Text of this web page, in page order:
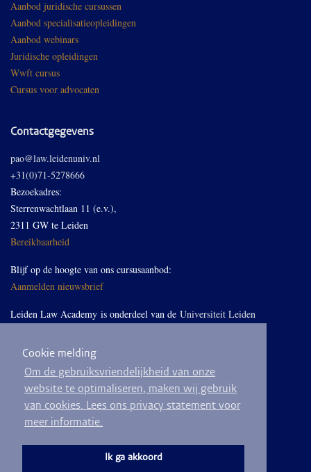
Cookie melding
Om de gebruiksvriendelijkheid van onze
website te optimaliseren, maken wij gebruik
van cookies. Lees ons privacy statement voor
meer informatie.
Ik ga akkoord
Aanbod juridische cursussen
Aanbod specialisatieopleidingen
Aanbod webinars
Juridische opleidingen
Wwft cursus
Cursus voor advocaten
Contactgegevens
pao@law.leidenuniv.nl
+31(0)71-5278666
Bezoekadres:
Sterrenwachtlaan 11 (e.v.),
2311 GW te Leiden
Bereikbaarheid
Blijf op de hoogte van ons cursusaanbod:
Aanmelden nieuwsbrief
Leiden Law Academy is onderdeel van de Universiteit Leiden
Volg ons op LinkedIn
© 2026
Privacyverklaring
Algemene voorwaarden
Sitemap